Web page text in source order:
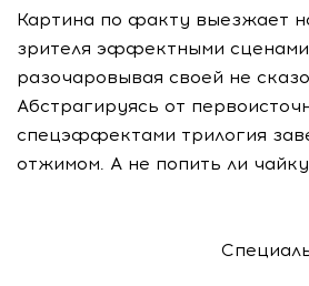
Картина по факту выезжает
зрителя эффектными
разочаровывая своей не
Абстрагируясь от
спецэффектами трилогия
отжимом. А не попить ли